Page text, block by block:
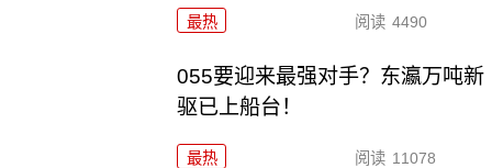
最热 阅读 4490
055要迎来最强对手？东瀛万吨新
驱已上船台！
最热 阅读 11078